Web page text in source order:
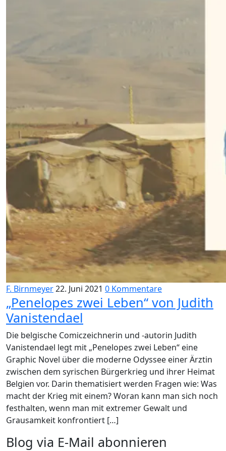
F. Birnmeyer22. Juni 2021 0 Kommentare
„Penelopes zwei Leben“ von Judith
Vanistendael
Die belgische Comiczeichnerin und -autorin Judith
Vanistendael legt mit „Penelopes zwei Leben“ eine
Graphic Novel über die moderne Odyssee einer Ärztin
zwischen dem syrischen Bürgerkrieg und ihrer Heimat
Belgien vor. Darin thematisiert werden Fragen wie: Was
macht der Krieg mit einem? Woran kann man sich noch
festhalten, wenn man mit extremer Gewalt und
Grausamkeit konfrontiert […]
Blog via E-Mail abonnieren